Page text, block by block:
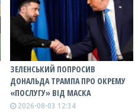
ЗЕЛЕНСЬКИЙ ПОПРОСИВ
ДОНАЛЬДА ТРАМПА ПРО ОКРЕМУ
«ПОСЛУГУ» ВІД МАСКА
2026-08-03 12:34